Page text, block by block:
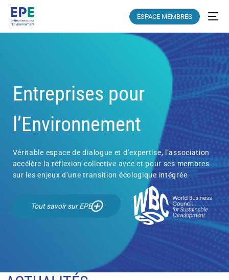
ESPACE MEMBRES
Entreprises pour
l’Environnement
Véritable espace de dialogue et d’expertise, l’association
accélère la réflexion collective avec et pour ses membres
sur les enjeux d’une transition écologique intégrée.
Tout savoir sur EPE